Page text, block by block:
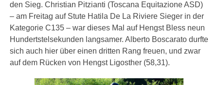
den Sieg. Christian Pitzianti (Toscana Equitazione ASD)
– am Freitag auf Stute Hatila De La Riviere Sieger in der
Kategorie C135 – war dieses Mal auf Hengst Bless neun
Hundertstelsekunden langsamer. Alberto Boscarato durfte
sich auch hier über einen dritten Rang freuen, und zwar
auf dem Rücken von Hengst Ligosther (58,31).